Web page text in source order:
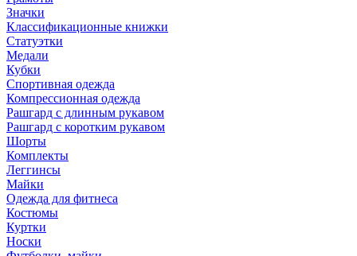
Значки
Классификационные книжки
Статуэтки
Медали
Кубки
Спортивная одежда
Компрессионная одежда
Рашгард с длинным рукавом
Рашгард с коротким рукавом
Шорты
Комплекты
Леггинсы
Майки
Одежда для фитнеса
Костюмы
Куртки
Носки